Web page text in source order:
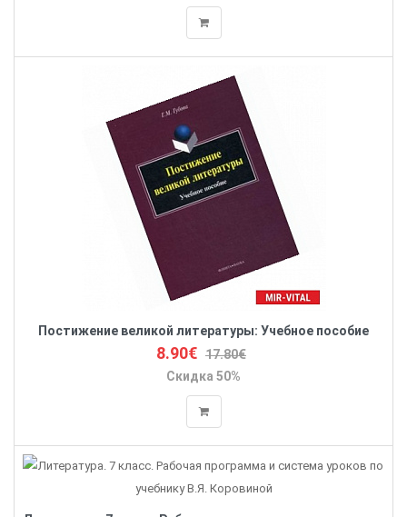
Постижение великой литературы: Учебное пособие
8.90€ 17.80€
Скидка 50%